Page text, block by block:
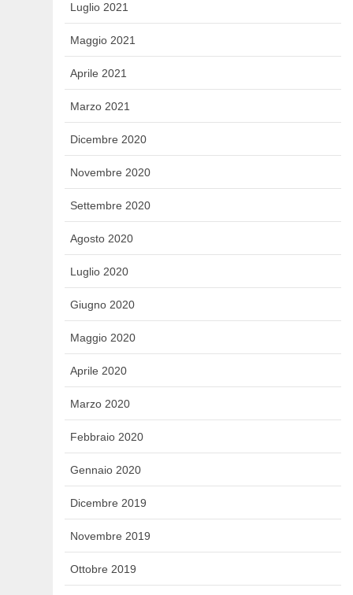
Luglio 2021
Maggio 2021
Aprile 2021
Marzo 2021
Dicembre 2020
Novembre 2020
Settembre 2020
Agosto 2020
Luglio 2020
Giugno 2020
Maggio 2020
Aprile 2020
Marzo 2020
Febbraio 2020
Gennaio 2020
Dicembre 2019
Novembre 2019
Ottobre 2019